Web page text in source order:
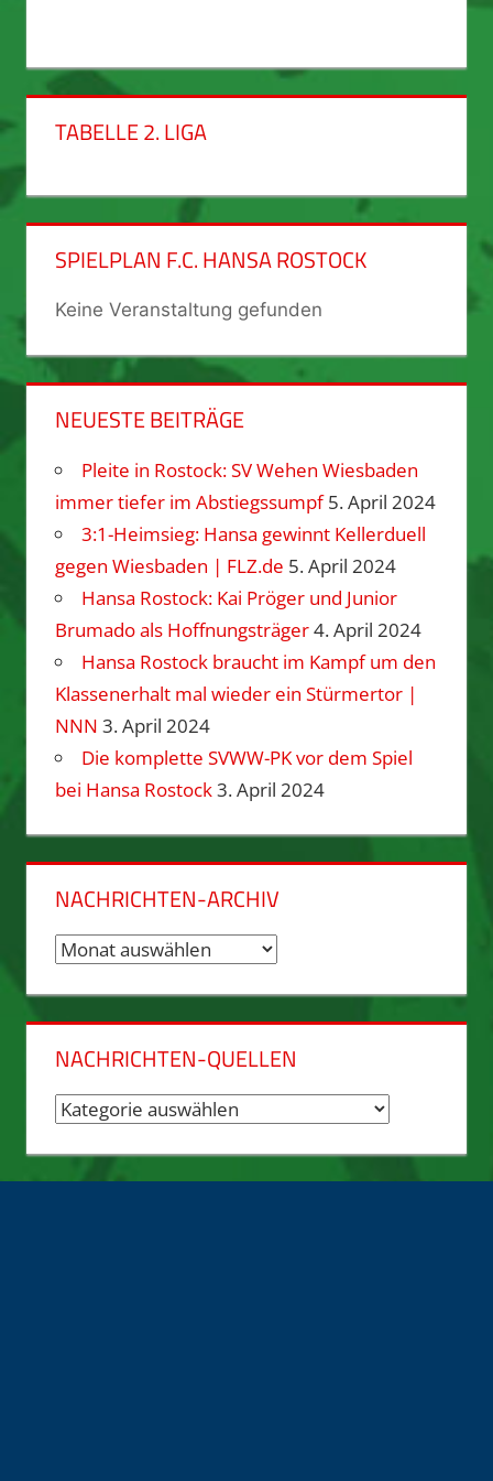
TABELLE 2. LIGA
SPIELPLAN F.C. HANSA ROSTOCK
Keine Veranstaltung gefunden
NEUESTE BEITRÄGE
Pleite in Rostock: SV Wehen Wiesbaden
immer tiefer im Abstiegssumpf 5. April 2024
3:1-Heimsieg: Hansa gewinnt Kellerduell
gegen Wiesbaden | FLZ.de 5. April 2024
Hansa Rostock: Kai Pröger und Junior
Brumado als Hoffnungsträger4. April 2024
Hansa Rostock braucht im Kampf um den
Klassenerhalt mal wieder ein Stürmertor |
NNN 3. April 2024
Die komplette SVWW-PK vor dem Spiel
bei Hansa Rostock3. April 2024
NACHRICHTEN-ARCHIV
Nachrichten-
NACHRICHTEN-QUELLEN
Nachrichten-